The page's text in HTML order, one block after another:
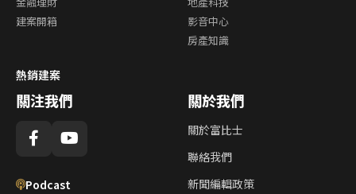
建案開箱
影音中心
房產知識
熱銷建案
關注我們
Podcast
關於我們
關於富比士
聯絡我們
新聞編輯政策